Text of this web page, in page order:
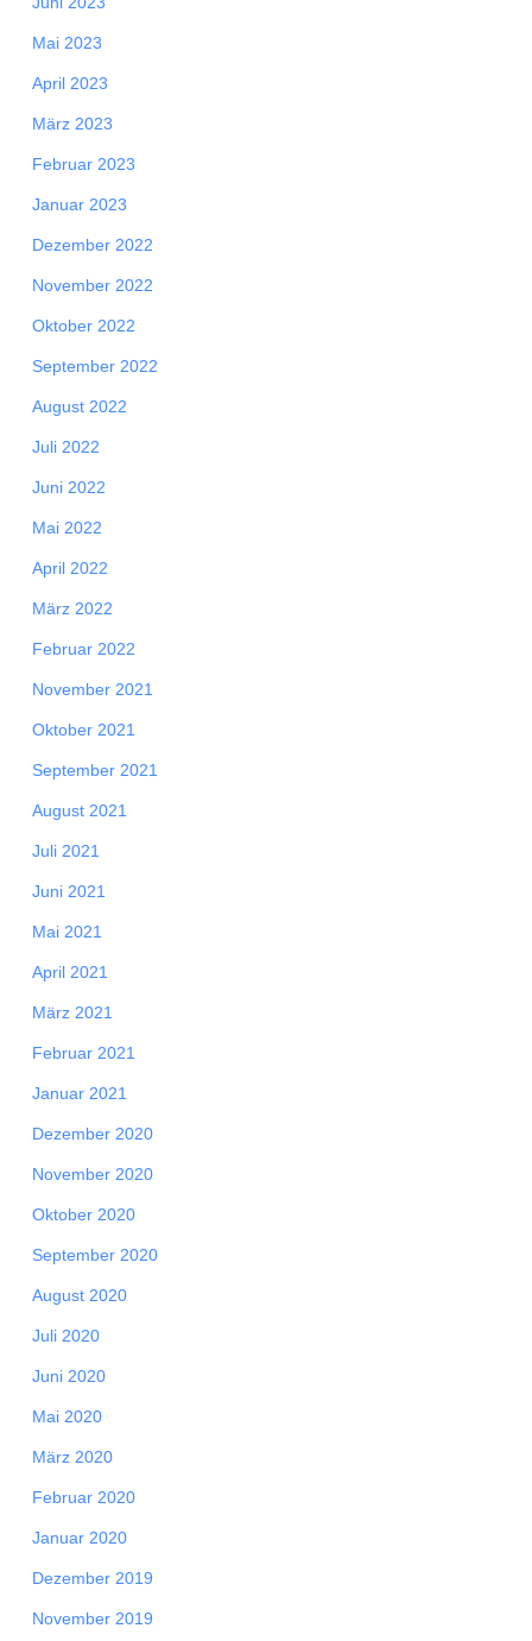
Mai 2023
April 2023
März 2023
Februar 2023
Januar 2023
Dezember 2022
November 2022
Oktober 2022
September 2022
August 2022
Juli 2022
Juni 2022
Mai 2022
April 2022
März 2022
Februar 2022
November 2021
Oktober 2021
September 2021
August 2021
Juli 2021
Juni 2021
Mai 2021
April 2021
März 2021
Februar 2021
Januar 2021
Dezember 2020
November 2020
Oktober 2020
September 2020
August 2020
Juli 2020
Juni 2020
Mai 2020
März 2020
Februar 2020
Januar 2020
Dezember 2019
November 2019